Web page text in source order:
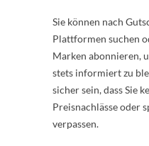
Sie können nach
Plattformen suchen
Marken abonnieren,
stets informiert zu
sicher sein, dass Sie
Preisnachlässe oder
verpassen.